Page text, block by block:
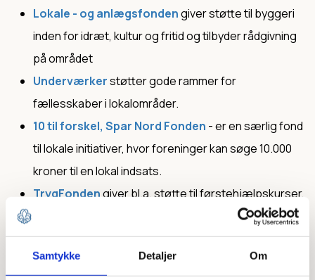
Samtykke Detaljer Om
Lokale - og anlægsfondengiver støtte til byggeri
inden for idræt, kultur og fritid og tilbyder rådgivning
på området
Underværkerstøtter gode rammer for
fællesskaber i lokalområder.
10 til forskel, Spar Nord Fonden - er en særlig fond
til lokale initiativer, hvor foreninger kan søge 10.000
kroner til en lokal indsats.
TrygFondengiver bl.a. støtte til førstehjælpskurser,
indkøb af redningsveste og cykelhjelme og andet
udstyr, der skaber sikkerhed.
Tuborgfondet
arbejder for at styrke unges